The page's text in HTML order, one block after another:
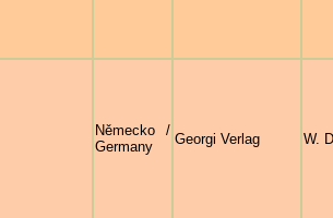
Německo /
Germany
Georgi Verlag W.